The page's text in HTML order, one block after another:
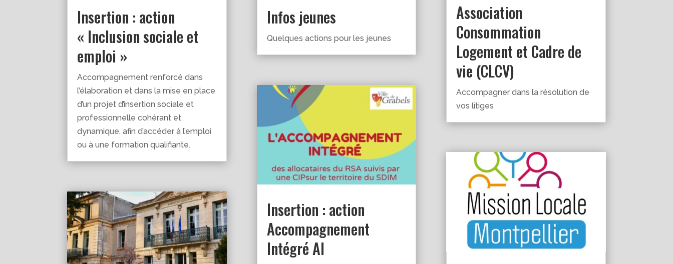
Insertion : action
« Inclusion sociale et
emploi »
Accompagnement renforcé dans
l’élaboration et dans la mise en place
d’un projet d’insertion sociale et
professionnelle cohérant et
dynamique, afin d’accéder à l’emploi
ou à une formation qualifiante.
Infos jeunes
Quelques actions pour les jeunes
Insertion : action
Accompagnement
Intégré AI
Association
Consommation
Logement et Cadre de
vie (CLCV)
Accompagner dans la résolution de
vos litiges